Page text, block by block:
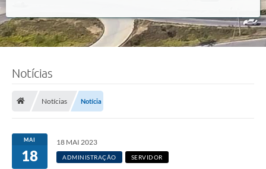
Notícias
Notícias Notícia
MAI
18
18 MAI 2023
ADMINISTRAÇÃO SERVIDOR